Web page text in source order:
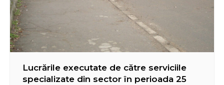
Lucrările executate de către serviciile
specializate din sector în perioada 25